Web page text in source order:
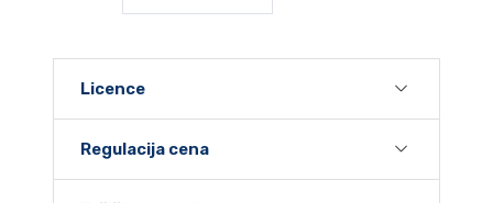
Licence
Regulacija cena